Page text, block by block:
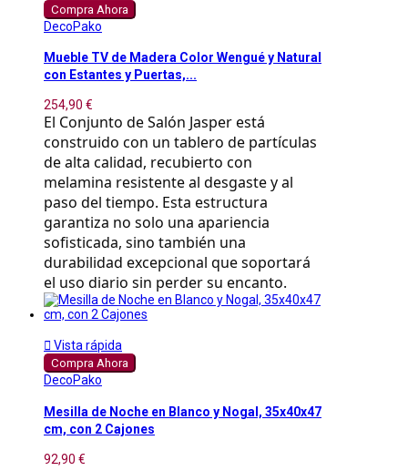
Compra Ahora
DecoPako
Mueble TV de Madera Color Wengué y Natural
con Estantes y Puertas,...
254,90 €
El Conjunto de Salón Jasper está
construido con un tablero de partículas
de alta calidad, recubierto con
melamina resistente al desgaste y al
paso del tiempo. Esta estructura
garantiza no solo una apariencia
sofisticada, sino también una
durabilidad excepcional que soportará
el uso diario sin perder su encanto.
 Vista rápida
Compra Ahora
DecoPako
Mesilla de Noche en Blanco y Nogal, 35x40x47
cm, con 2 Cajones
92,90 €